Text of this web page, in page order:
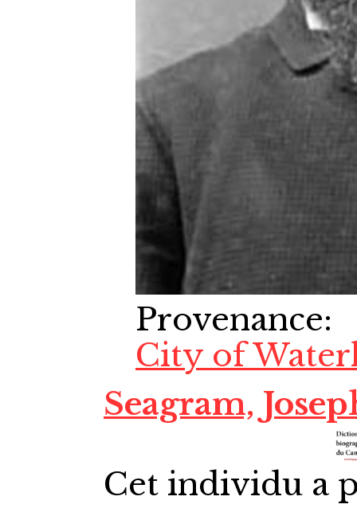
Provenance:
City of
Seagram,
Cet individu a